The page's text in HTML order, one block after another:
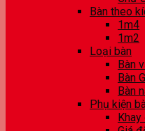
Bàn theo
1m4
1m2
Loại bàn
Bàn
Bàn
Bàn
Phụ kiện